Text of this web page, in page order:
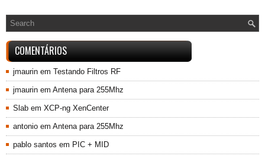
COMENTÁRIOS
jmaurin em Testando Filtros RF
jmaurin em Antena para 255Mhz
Slab em XCP-ng XenCenter
antonio em Antena para 255Mhz
pablo santos em PIC + MID